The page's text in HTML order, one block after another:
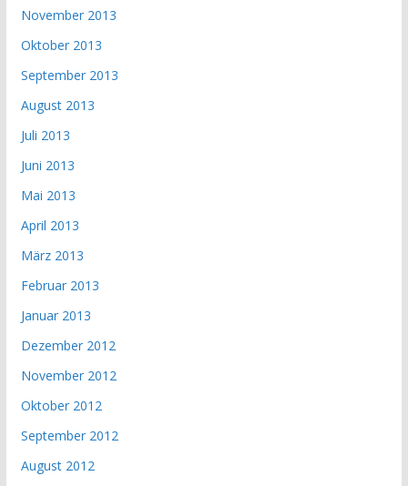
November 2013
Oktober 2013
September 2013
August 2013
Juli 2013
Juni 2013
Mai 2013
April 2013
März 2013
Februar 2013
Januar 2013
Dezember 2012
November 2012
Oktober 2012
September 2012
August 2012